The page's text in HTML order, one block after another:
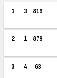
1 3 819
2 1 879
3 4 63